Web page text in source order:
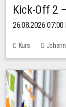
Kick-Off 2
26.08.2026
Kurs
Keine freien